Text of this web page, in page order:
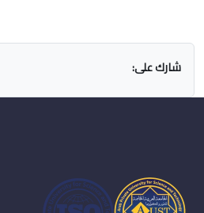
شارك على: